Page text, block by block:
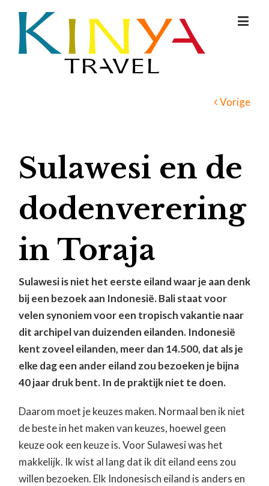
Vorige
Sulawesi en de
dodenverering
in Toraja
Sulawesi isniet het eerste eiland waar je aan denk
bij een bezoek aan Indonesië. Bali staat voor
velen synoniem voor een tropisch vakantie naar
dit archipel van duizenden eilanden. Indonesië
kent zoveel eilanden, meer dan 14.500, dat als je
elke dag een ander eiland zou bezoeken je bijna
40 jaar druk bent. In de praktijk niet te doen.
Daarom moet je keuzes maken. Normaal ben ik niet
de beste in het maken van keuzes, hoewel geen
keuze ook een keuze is. Voor Sulawesi was het
makkelijk. Ik wist al lang dat ik dit eiland eens zou
willen bezoeken. Elk Indonesisch eiland is anders en